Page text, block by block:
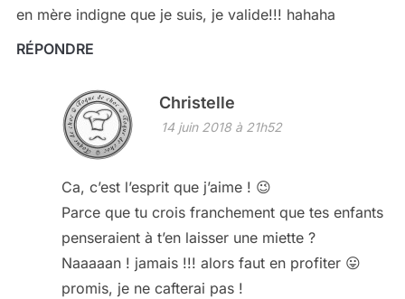
en mère indigne que je suis, je valide!!! hahaha
RÉPONDRE
Christelle
14 juin 2018 à 21h52
Ca, c’est l’esprit que j’aime ! 😉
Parce que tu crois franchement que tes enfants
penseraient à t’en laisser une miette ?
Naaaaan ! jamais !!! alors faut en profiter 😛
promis, je ne cafterai pas !